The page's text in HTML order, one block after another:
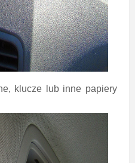
klucze lub inne papiery